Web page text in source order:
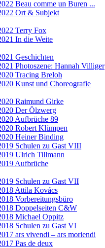
Beau comme un Buren ...
Ort & Subjekt
Terry Fox
In die Weite
Geschichten
Photoszene: Hannah Villiger
Tracing Breloh
Kunst und Choreografie
Raimund Girke
Der Ölzwerg
Aufbrüche 89
Robert Klümpen
Heiner Binding
Schulen zu Gast VIII
Ulrich Tillmann
Aufbrüche
Schulen zu Gast VII
Attila Kovács
Vorbereitungsbüro
Doppelseiten C&W
Michael Oppitz
Schulen zu Gast VI
ars vivendi – ars moriendi
Pas de deux